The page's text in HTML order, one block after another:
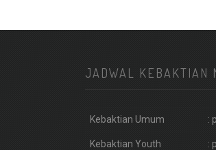
JADWAL KEBAKTIAN
Kebaktian Umum :
Kebaktian Youth :